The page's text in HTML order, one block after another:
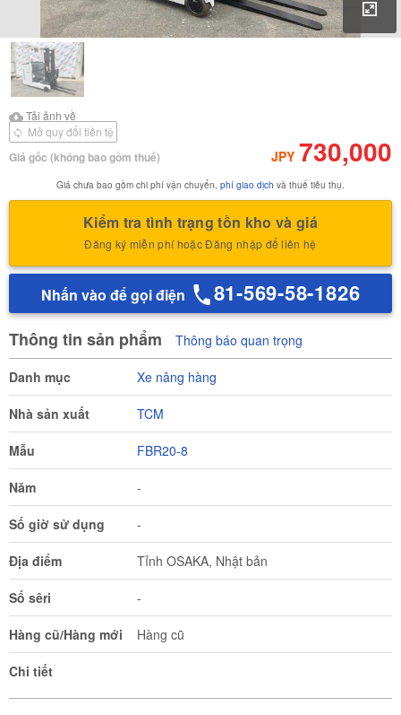
Tải ảnh về
Tải ảnh về
Giá gốc (không bao gồm thuế) JPY 730,000
Mở quy đổi tiền tệ
Giá chưa bao gồm chi phí vận chuyển, phí giao dịch và thuế tiêu thụ.
Kiểm tra tình trạng tồn kho và giá
Đăng ký miễn phí hoặc Đăng nhập để liên hệ
Nhấn vào để gọi điện 81-569-58-1826
Thông tin sản phẩm Thông báo quan trọng
Danh mục Xe nâng hàng
Nhà sản xuất TCM
Mẫu FBR20-8
Năm -
Số giờ sử dụng -
Địa điểm Tỉnh OSAKA, Nhật bản
Số sêri -
Hàng cũ/Hàng mới Hàng cũ
Chi tiết